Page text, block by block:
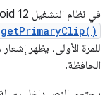
في نظام التشغيل Android 12 والإصدارات الأحدث، عندما يطلب تطبيق
getPrimaryClip()
للمرة الأولى، يظهر
الحافظة.